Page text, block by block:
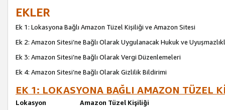
EKLER
Ek 1: Lokasyona Bağlı Amazon Tüzel Kişiliği ve Amazon Sitesi
Ek 2: Amazon Sitesi’ne Bağlı Olarak Uygulanacak Hukuk ve
Ek 3: Amazon Sitesi’ne Bağlı Olarak Vergi Düzenlemeleri
Ek 4: Amazon Sitesi’ne Bağlı Olarak Gizlilik Bildirimi
EK 1: LOKASYONA BAĞLI AMAZON TÜZEL
Lokasyon
Amazon Tüzel Kişiliği